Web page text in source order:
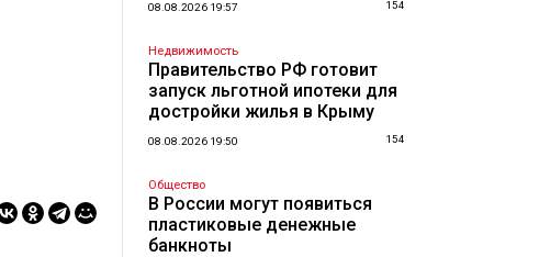
08.08.2026 19:57 154
Недвижимость
Правительство РФ готовит
запуск льготной ипотеки для
достройки жилья в Крыму
08.08.2026 19:50 154
Общество
В России могут появиться
пластиковые денежные
банкноты